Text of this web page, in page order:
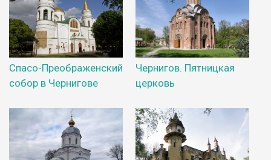
Спасо-Преображенский
собор в Чернигове
Чернигов. Пятницкая
церковь